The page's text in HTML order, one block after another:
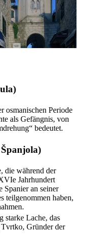
)
osmanischen Periode
als Gefängnis, von
bedeutet.
)
die während der
Jahrhundert
Spanier an seiner
teilgenommen haben,
starke Lache, das
Gründer der